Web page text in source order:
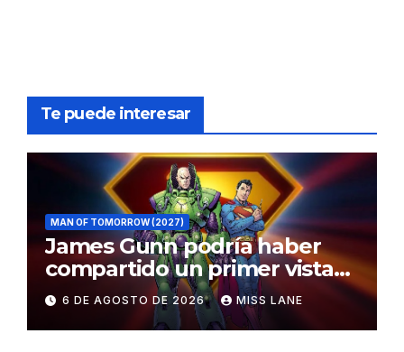
Te puede interesar
MAN OF TOMORROW (2027)
James Gunn podría haber
compartido un primer vistazo
al traje de Brainiac
6 DE AGOSTO DE 2026 MISS LANE